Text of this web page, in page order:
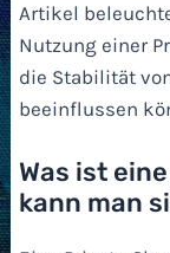
Artikel
Nutzung einer
die Stabilität
beeinflussen
Was ist
kann man